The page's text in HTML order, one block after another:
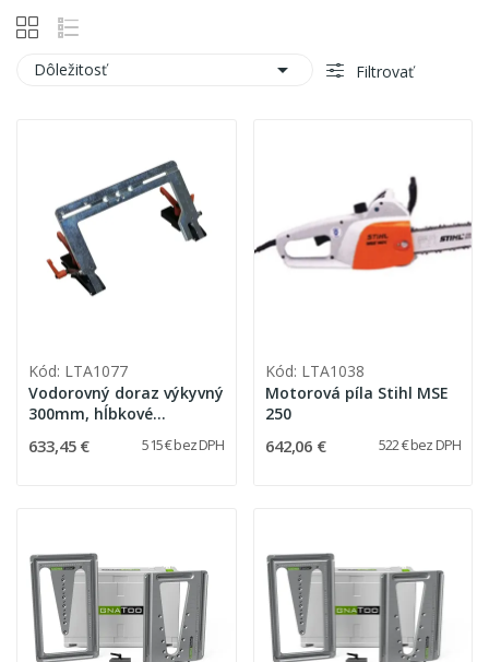
Dôležitosť  Filtrovať
Kód: LTA1077
Vodorovný doraz výkyvný
300mm, hĺbkové
prevedenie 135 mm
(LT060 / LT080 / LT120)
633,45 € 515 € bez DPH
Kód: LTA1038
Motorová píla Stihl MSE
250
642,06 € 522 € bez DPH